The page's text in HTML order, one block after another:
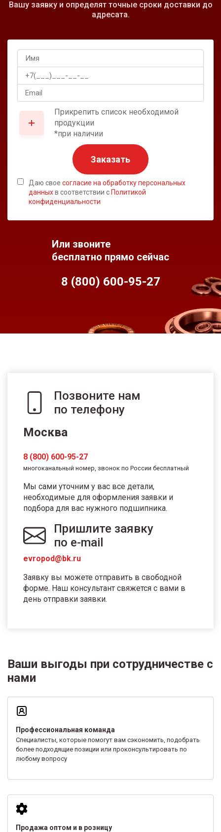
Вашу заявку и определят точные сроки доставки до
адресата.
Прикрепить список необходимой
продукции
*при наличии
Заказать
Даю свое согласие на обработку персональных
данныхв соответствии с Политикой
конфиденциальности
Или звоните
бесплатно прямо сейчас
8 (800) 600-95-27
Позвоните нам
по телефону
Москва
8 (800) 600-95-27
многоканальный номер, звонок по России бесплатный
Мы сами уточним у вас все детали,
необходимые для оформления заявки и
подбора для вас нужного подшипника.
Пришлите заявку
по e-mail
evropod@bk.ru
Заявку вы можете отправить в свободной
форме. Наш консультант свяжется с вами в
день отправки заявки.
Ваши выгоды при сотрудничестве с
нами
Профессиональная команда
Специалисты, которые помогут вам сэкономить, подобрать
более подходящие позиции или проконсультировать по
любому вопросу
Продажа оптом и в розницу